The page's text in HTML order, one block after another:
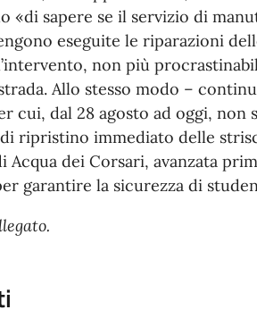
«di sapere se il servizio di
eseguite le riparazioni
non più
Allo stesso modo –
cui, dal 28 agosto ad oggi, non
ripristino immediato delle
Acqua dei Corsari, avanzata
garantire la sicurezza di